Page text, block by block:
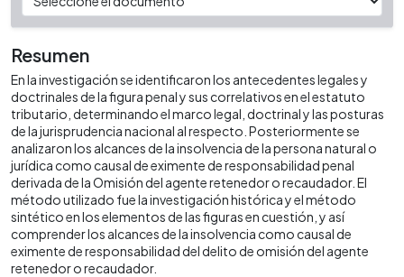
Resumen
En la investigación se identificaron los antecedentes legales y
doctrinales de la figura penal y sus correlativos en el estatuto
tributario, determinando el marco legal, doctrinal y las posturas
de la jurisprudencia nacional al respecto. Posteriormente se
analizaron los alcances de la insolvencia de la persona natural o
jurídica como causal de eximente de responsabilidad penal
derivada de la Omisión del agente retenedor o recaudador. El
método utilizado fue la investigación histórica y el método
sintético en los elementos de las figuras en cuestión, y así
comprender los alcances de la insolvencia como causal de
eximente de responsabilidad del delito de omisión del agente
retenedor o recaudador.